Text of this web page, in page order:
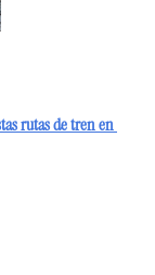
rutas de tren en